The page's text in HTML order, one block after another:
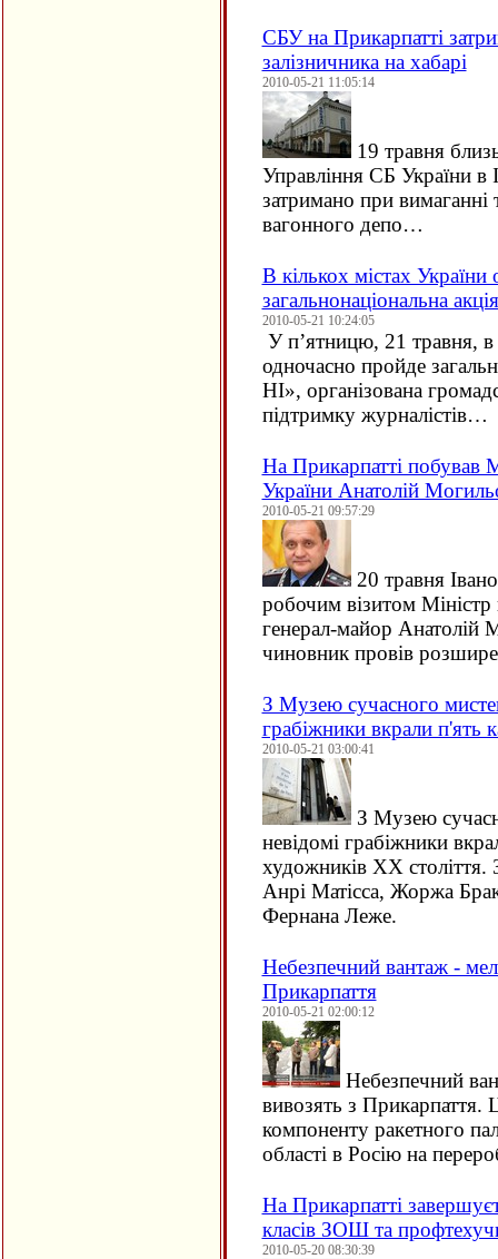
СБУ на Прикарпатті
залізничника на хабарі
2010-05-21 11:05:14
19 травня
Управління СБ України в
затримано при вимаганні
вагонного депо…
В кількох містах
загальнонаціональна
2010-05-21 10:24:05
У п’ятницю, 21 травня, в
одночасно пройде
НІ», організована
підтримку журналістів…
На Прикарпатті побував
України Анатолій
2010-05-21 09:57:29
20 травня
робочим візитом Міністр
генерал-майор Анатолій
чиновник провів
З Музею сучасного
грабіжники вкрали п'ять
2010-05-21 03:00:41
З Музею
невідомі грабіжники
художників XX
Анрі Матісса, Жоржа
Фернана Леже.
Небезпечний вантаж -
Прикарпаття
2010-05-21 02:00:12
Небезпечний
вивозять з Прикарпаття.
компоненту ракетного
області в Росію на
На Прикарпатті
класів ЗОШ та
2010-05-20 08:30:39